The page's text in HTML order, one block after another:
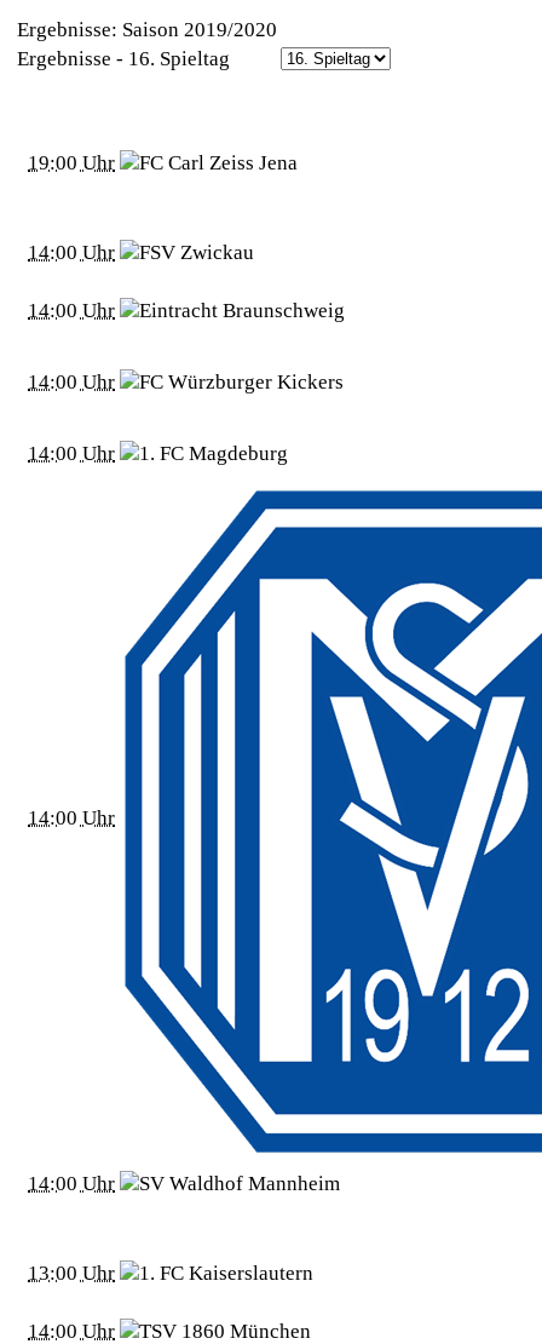
Ergebnisse: Saison 2019/2020
Ergebnisse - 16. Spieltag
19:00 Uhr
14:00 Uhr
14:00 Uhr
14:00 Uhr
14:00 Uhr
14:00 Uhr
14:00 Uhr
13:00 Uhr
14:00 Uhr